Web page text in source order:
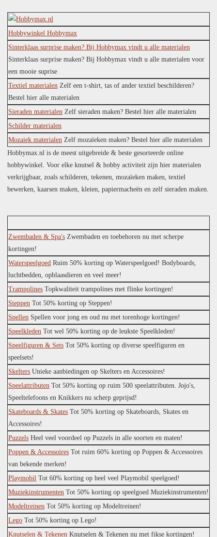
Hobbywinkel Hobbymax
Sinterklaas surprise maken? Bij Hobbymax vindt u alle materialen
Sinterklaas surprise maken? Bij Hobbymax vindt u alle materialen voor
een mooie suprise
Textiel materialen Zelf een t-shirt, tas of ander textiel beschilderen?
Bestel hier alle materialen
Sieraden materialen Zelf sieraden maken? Bestel hier alle materialen
Schilder materialen
Mozaiek materialen Zelf mozaïeken maken? Bestel hier alle materialen
Hobbymax.nl is de meest uitgebreide & beste gesorteerde online
hobbywinkel. Voor elke knutsel & hobby activiteit zijn hier materialen
verkrijgbaar, zoals schilderen, tekenen, mozaïeken maken, textiel
bewerken, kaarsen maken, kleien, papiermacheën en zelf sieraden maken.
Zwembaden & Spa's Zwembaden en toebehoren nu met scherpe
kortingen!
Waterspeelgoed Ruim 50% korting op Waterspeelgoed! Bodyboards,
luchtbedden, opblaasdieren en veel meer!
Trampolines Topkwaliteit trampolines met flinke kortingen!
Steppen Tot 50% korting op Steppen!
Spellen Spellen voor jong en oud nu met torenhoge kortingen!
Speelkleden Tot wel 50% korting op de leukste Speelkleden!
Speelfiguren & Sets Tot 50% korting op diverse speelfiguren en
speelsets!
Skelters Unieke aanbiedingen op Skelters en Accessoires!
Speelattributen Tot 50% korting op ruim 500 speelattributen. Jojo's,
Speeltelefoons en Knikkers nu scherp geprijsd!
Skateboards & Skates Tot 50% korting op Skateboards, Skates en
Accessoires!
Puzzels Heel veel voordeel op Puzzels in alle soorten en maten!
Poppen & Accessoires Tot ruim 60% korting op Poppen & Accessoires
van bekende merken!
Playmobil Tot 60% korting op heel veel Playmobil speelgoed!
Muziekinstrumenten Tot 50% korting op speelgoed Muziekinstrumenten!
Modeltreinen Tot 50% korting op Modeltreinen!
Lego Tot 50% korting op Lego!
Knutselen & Tekenen Knutselen & Tekenen nu met fikse kortingen!